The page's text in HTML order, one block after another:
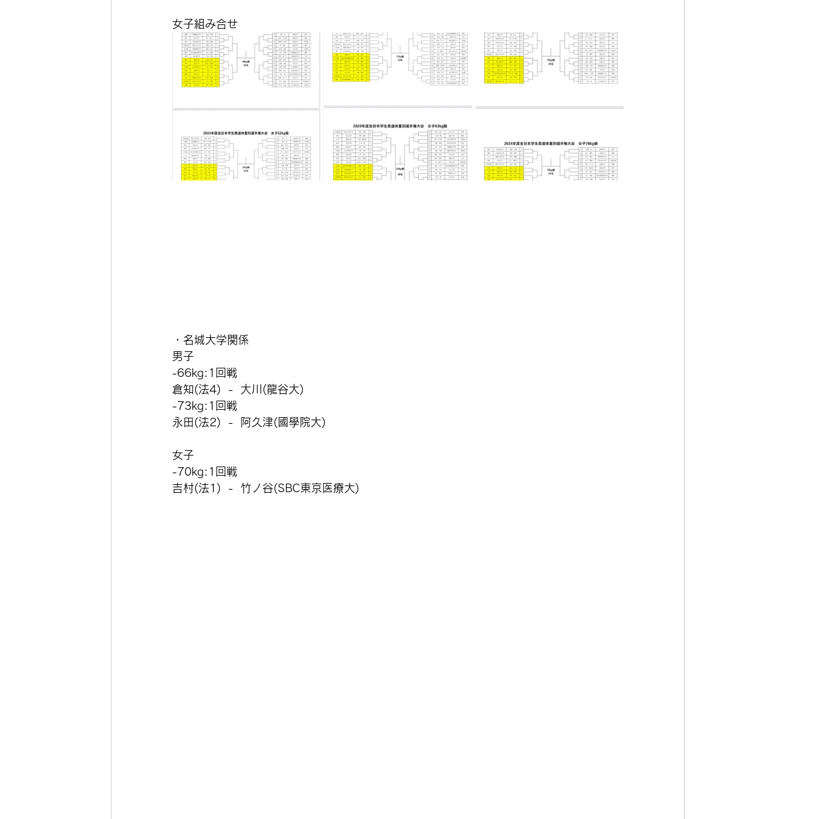
女子組み合せ
・名城大学関係
男子
-66kg:1回戦
倉知(法4)  -  大川(龍谷大)
-73kg:1回戦
永田(法2)  -  阿久津(國學院大)
女子
-70kg:1回戦
吉村(法1)  -  竹ノ谷(SBC東京医療大)